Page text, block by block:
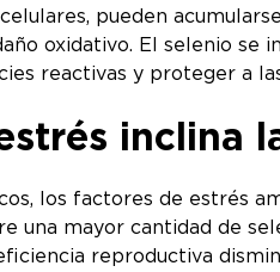
pueden
oxidativo. El selenio se
reactivas y proteger a
inclina
los factores de estrés
una mayor cantidad de
reproductiva